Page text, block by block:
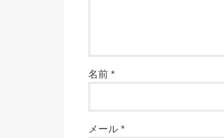
名前 *
メール *